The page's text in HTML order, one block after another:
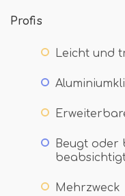
Profis
Leicht und
Beugt oder
Mehrzweck